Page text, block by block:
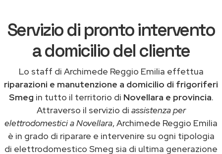
Servizio di pronto intervento
a domicilio del cliente
Lo staff di Archimede Reggio Emilia effettua
riparazioni e manutenzione a domicilio di frigoriferi
Smeg in tutto il territorio di Novellara e provincia.
Attraverso il servizio di assistenza per
elettrodomestici a Novellara, Archimede Reggio Emilia
è in grado di riparare e intervenire su ogni tipologia
di elettrodomestico Smeg sia di ultima generazione